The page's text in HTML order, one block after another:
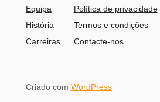
Equipa
História
Carreiras
Política de privacidade
Termos e condições
Contacte-nos
Criado com WordPress